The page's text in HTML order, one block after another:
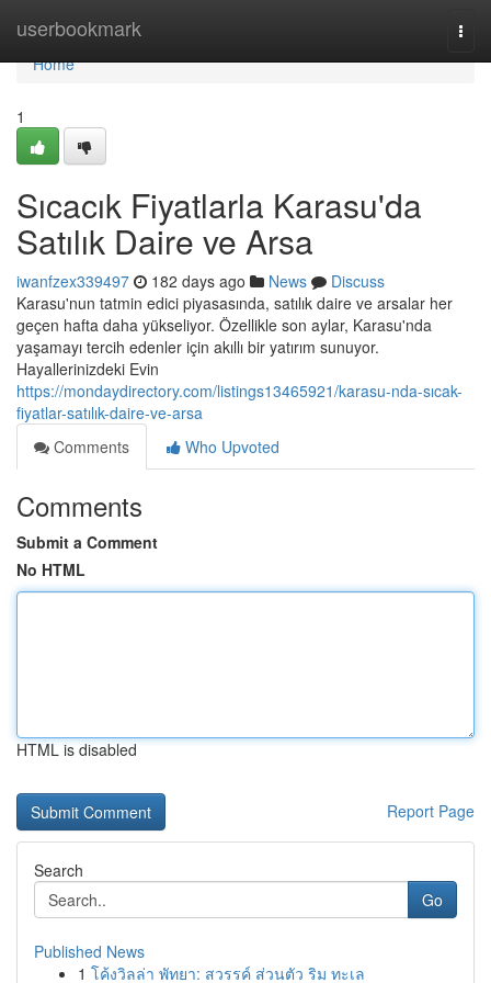
userbookmark
Home
Home
1
Sıcacık Fiyatlarla Karasu'da
Satılık Daire ve Arsa
iwanfzex339497 182 days ago News
Discuss
Karasu'nun tatmin edici piyasasında, satılık daire ve arsalar her
geçen hafta daha yükseliyor. Özellikle son aylar, Karasu'nda
yaşamayı tercih edenler için akıllı bir yatırım sunuyor.
Hayallerinizdeki Evin
https://mondaydirectory.com/listings13465921/karasu-nda-sıcak-
fiyatlar-satılık-daire-ve-arsa
Comments
Who Upvoted
Comments
Submit a Comment
No HTML
HTML is disabled
Report Page
Search
Go
Published News
1 โค้งวิลล่า พัทยา: สวรรค์ ส่วนตัว ริม ทะเล